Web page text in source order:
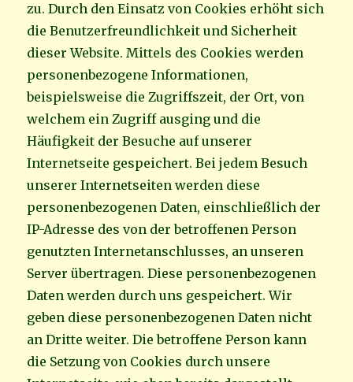
zu. Durch den Einsatz von Cookies erhöht sich
die Benutzerfreundlichkeit und Sicherheit
dieser Website. Mittels des Cookies werden
personenbezogene Informationen,
beispielsweise die Zugriffszeit, der Ort, von
welchem ein Zugriff ausging und die
Häufigkeit der Besuche auf unserer
Internetseite gespeichert. Bei jedem Besuch
unserer Internetseiten werden diese
personenbezogenen Daten, einschließlich der
IP-Adresse des von der betroffenen Person
genutzten Internetanschlusses, an unseren
Server übertragen. Diese personenbezogenen
Daten werden durch uns gespeichert. Wir
geben diese personenbezogenen Daten nicht
an Dritte weiter. Die betroffene Person kann
die Setzung von Cookies durch unsere